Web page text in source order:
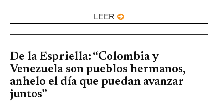
LEER
De la Espriella: “Colombia y
Venezuela son pueblos hermanos,
anhelo el día que puedan avanzar
juntos”